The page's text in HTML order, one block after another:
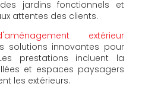
jardins fonctionnels et
attentes des clients.
extérieur
solutions innovantes pour
prestations incluent la
et espaces paysagers
les extérieurs.